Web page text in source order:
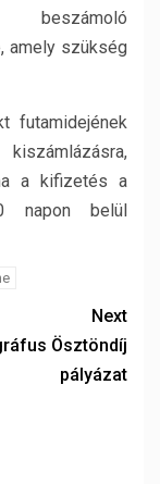
beszámoló
amely szükség
futamidejének
a kifizetés a
napon belül
Next
Ösztöndíj
pályázat